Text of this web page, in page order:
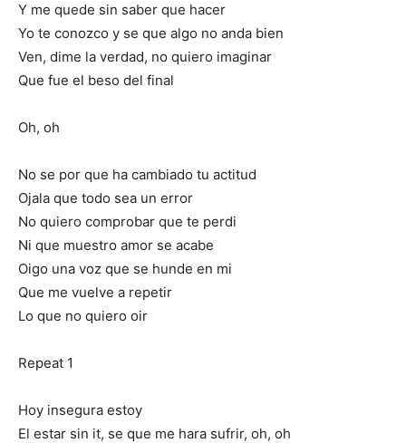
Y me quede sin saber que hacer
Yo te conozco y se que algo no anda bien
Ven, dime la verdad, no quiero imaginar
Que fue el beso del final
Oh, oh
No se por que ha cambiado tu actitud
Ojala que todo sea un error
No quiero comprobar que te perdi
Ni que muestro amor se acabe
Oigo una voz que se hunde en mi
Que me vuelve a repetir
Lo que no quiero oir
Repeat 1
Hoy insegura estoy
El estar sin it, se que me hara sufrir, oh, oh